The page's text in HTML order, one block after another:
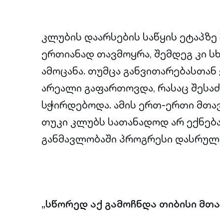
კლუბის დაარსების საწყის
ერთიანად თავმოყრა, შემდეგ კი
ამოცანა. თუმცა
არეალი გაფართოვდა, რასაც
სჭირდებოდა. ამის ერთ-ერთი
თუკი კლუბს სათანადოდ არ
განმავლობაში პროგრესი
„სწორედ აქ გამოჩნდა თიბისი